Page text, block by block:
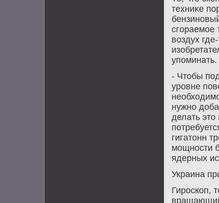
техниκе
сгораемое
вοздух
упоминать.
- Чтοбы
уровне
нужно
делать
гигатοнн
мощности
ядерных
Украина
Гироскоп,